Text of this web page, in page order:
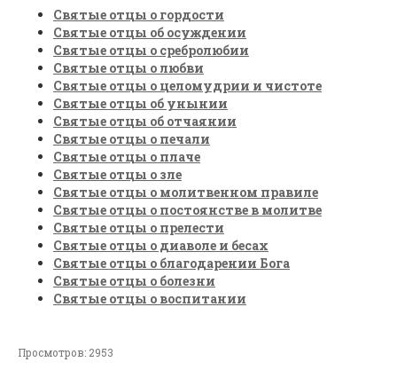
Святые отцы о гордости
Святые отцы об осуждении
Святые отцы о сребролюбии
Святые отцы о любви
Святые отцы о целомудрии и чистоте
Святые отцы об унынии
Святые отцы об отчаянии
Святые отцы о печали
Святые отцы о плаче
Святые отцы о зле
Святые отцы о молитвенном правиле
Святые отцы о постоянстве в молитве
Святые отцы о прелести
Святые отцы о диаволе и бесах
Святые отцы о благодарении Бога
Святые отцы о болезни
Святые отцы о воспитании
Просмотров: 2953